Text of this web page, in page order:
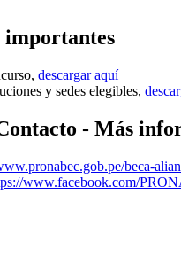
importantes
descargar aquí
y sedes elegibles,
- Más
beca-
www.facebook.com/